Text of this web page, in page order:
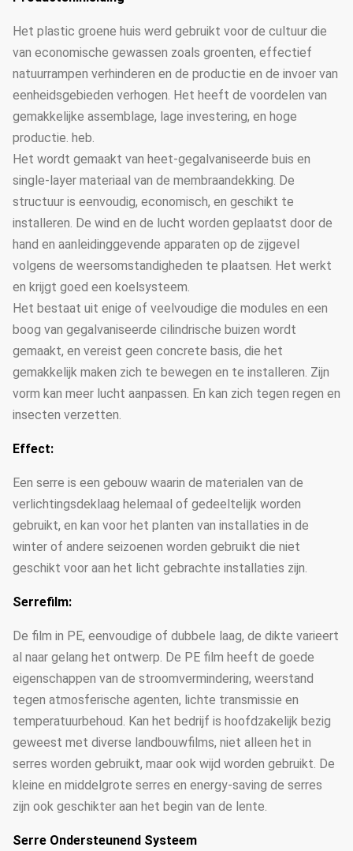
Het plastic groene huis werd gebruikt voor de cultuur die
van economische gewassen zoals groenten, effectief
natuurrampen verhinderen en de productie en de invoer van
eenheidsgebieden verhogen. Het heeft de voordelen van
gemakkelijke assemblage, lage investering, en hoge
productie. heb.
Het wordt gemaakt van heet-gegalvaniseerde buis en
single-layer materiaal van de membraandekking. De
structuur is eenvoudig, economisch, en geschikt te
installeren. De wind en de lucht worden geplaatst door de
hand en aanleidinggevende apparaten op de zijgevel
volgens de weersomstandigheden te plaatsen. Het werkt
en krijgt goed een koelsysteem.
Het bestaat uit enige of veelvoudige die modules en een
boog van gegalvaniseerde cilindrische buizen wordt
gemaakt, en vereist geen concrete basis, die het
gemakkelijk maken zich te bewegen en te installeren. Zijn
vorm kan meer lucht aanpassen. En kan zich tegen regen en
insecten verzetten.
Effect:
Een serre is een gebouw waarin de materialen van de
verlichtingsdeklaag helemaal of gedeeltelijk worden
gebruikt, en kan voor het planten van installaties in de
winter of andere seizoenen worden gebruikt die niet
geschikt voor aan het licht gebrachte installaties zijn.
Serrefilm:
De film in PE, eenvoudige of dubbele laag, de dikte varieert
al naar gelang het ontwerp. De PE film heeft de goede
eigenschappen van de stroomvermindering, weerstand
tegen atmosferische agenten, lichte transmissie en
temperatuurbehoud. Kan het bedrijf is hoofdzakelijk bezig
geweest met diverse landbouwfilms, niet alleen het in
serres worden gebruikt, maar ook wijd worden gebruikt. De
kleine en middelgrote serres en energy-saving de serres
zijn ook geschikter aan het begin van de lente.
Serre Ondersteunend Systeem